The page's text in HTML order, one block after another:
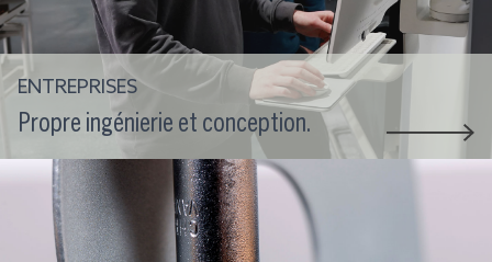
ENTREPRISES
Propre ingénierie et conception.